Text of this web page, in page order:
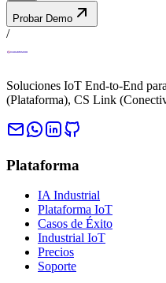
Probar Demo
/
Soluciones IoT End-to-End
(Plataforma), CS Link
Plataforma
IA Industrial
Plataforma IoT
Casos de Éxito
Industrial IoT
Precios
Soporte